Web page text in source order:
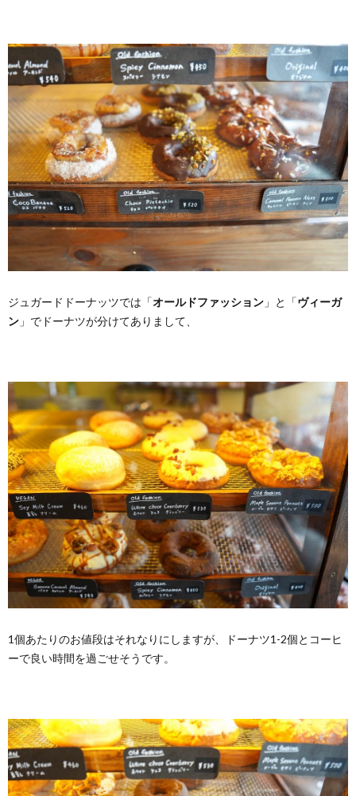
ジュガードドーナッツでは「オールドファッション 」と「ヴィーガ
ン 」でドーナツが分けてありまして、
1個あたりのお値段はそれなりにしますが、ドーナツ1-2個とコーヒ
ーで良い時間を過ごせそうです。